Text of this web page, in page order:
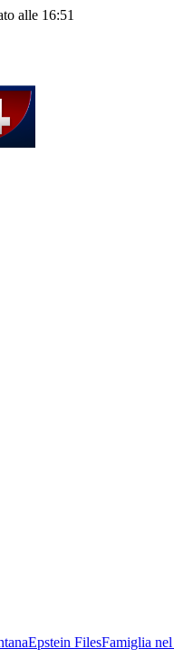
alle 16:51
Epstein FilesFamiglia